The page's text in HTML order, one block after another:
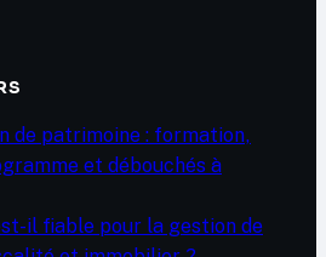
de patrimoine : formation,
et débouchés à
il fiable pour la gestion de